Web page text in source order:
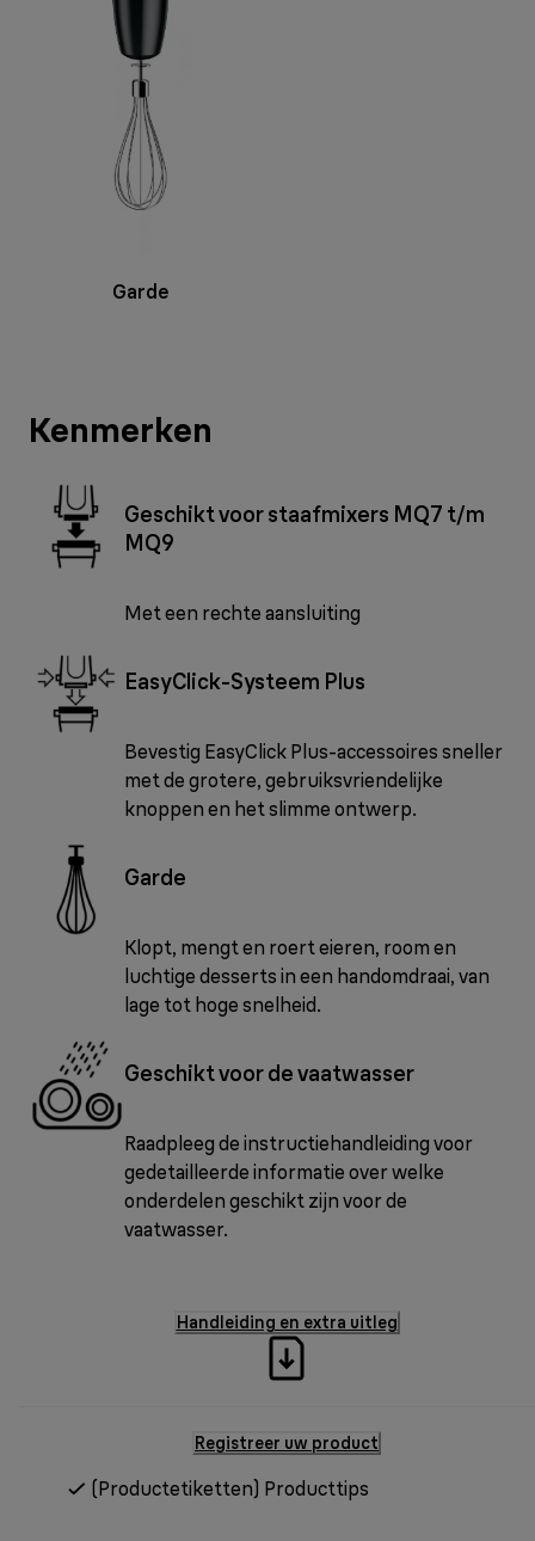
Garde
Kenmerken
Geschikt voor staafmixers MQ7 t/m
MQ9
Met een rechte aansluiting
EasyClick-Systeem Plus
Bevestig EasyClick Plus-accessoires sneller
met de grotere, gebruiksvriendelijke
knoppen en het slimme ontwerp.
Garde
Klopt, mengt en roert eieren, room en
luchtige desserts in een handomdraai, van
lage tot hoge snelheid.
Geschikt voor de vaatwasser
Raadpleeg de instructiehandleiding voor
gedetailleerde informatie over welke
onderdelen geschikt zijn voor de
vaatwasser.
Handleiding en extra uitleg
Registreer uw product
(Productetiketten) Producttips